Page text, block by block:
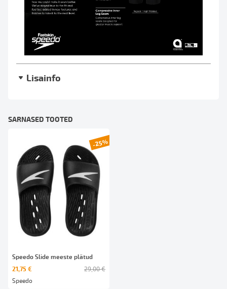
Lisainfo
SARNASED TOOTED
-25%
Speedo Slide meeste plätud
21,75 €
29,00 €
Speedo